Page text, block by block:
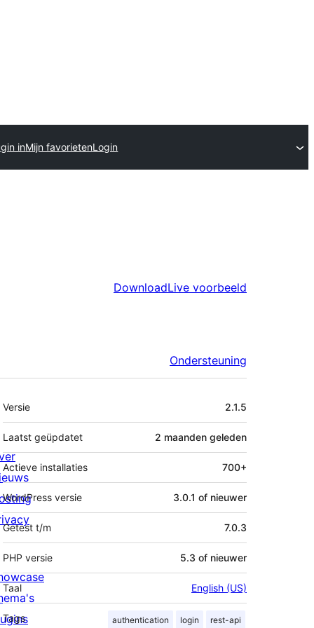
inMijn favorietenLogin
DownloadLive voorbeeld
Ondersteuning
Meta
Versie 2.1.5
Laatst geüpdatet 2 maanden geleden
Actieve installaties 700+
WordPress versie 3.0.1 of nieuwer
Getest t/m 7.0.3
PHP versie 5.3 of nieuwer
Taal English (US)
Tags authentication login rest-api